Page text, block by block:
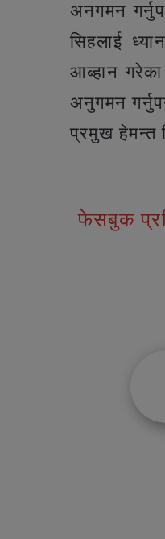
अनगमन
सिहलाई
आब्हान गरेका
अनुगमन
प्रमुख हेमन्त
फेसबुक